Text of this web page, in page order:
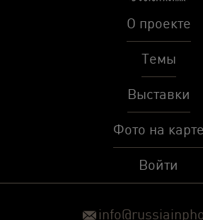
О проекте
Темы
Выставки
Фото на карте
Войти